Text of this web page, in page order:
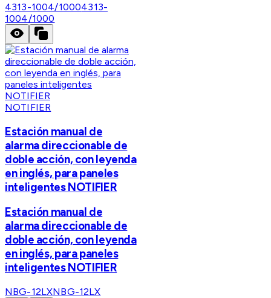
4313-1004/10004313-
1004/1000
NOTIFIER
Estación manual de
alarma direccionable de
doble acción, con leyenda
en inglés, para paneles
inteligentes NOTIFIER
Estación manual de
alarma direccionable de
doble acción, con leyenda
en inglés, para paneles
inteligentes NOTIFIER
NBG-12LXNBG-12LX